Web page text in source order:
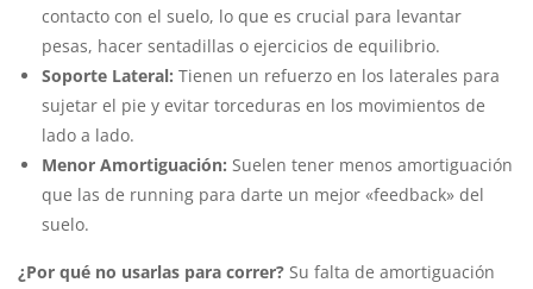
contacto con el suelo, lo que es crucial para levantar
pesas, hacer sentadillas o ejercicios de equilibrio.
Soporte Lateral: Tienen un refuerzo en los laterales para
sujetar el pie y evitar torceduras en los movimientos de
lado a lado.
Menor Amortiguación: Suelen tener menos amortiguación
que las de running para darte un mejor «feedback» del
suelo.
¿Por qué no usarlas para correr? Su falta de amortiguación